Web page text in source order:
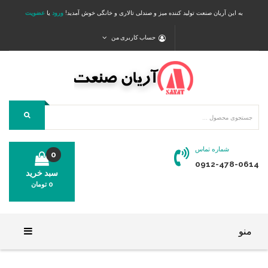
به این آریان صنعت تولید کننده میز و صندلی تالاری و خانگی خوش آمدید! ورود یا عضویت
حساب کاربری من
شماره تماس
0912-478-0614
سبد خرید
0
0 تومان
منو